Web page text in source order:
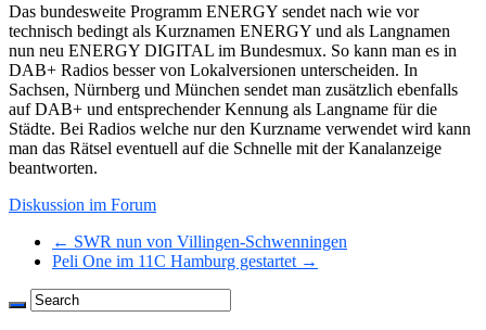
Das bundesweite Programm ENERGY sendet nach wie vor
technisch bedingt als Kurznamen ENERGY und als Langnamen
nun neu ENERGY DIGITAL im Bundesmux. So kann man es in
DAB+ Radios besser von Lokalversionen unterscheiden. In
Sachsen, Nürnberg und München sendet man zusätzlich ebenfalls
auf DAB+ und entsprechender Kennung als Langname für die
Städte. Bei Radios welche nur den Kurzname verwendet wird kann
man das Rätsel eventuell auf die Schnelle mit der Kanalanzeige
beantworten.
Diskussion im Forum
← SWR nun von Villingen-Schwenningen
Peli One im 11C Hamburg gestartet →